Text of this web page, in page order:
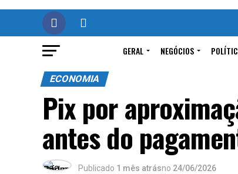
GERAL NEGÓCIOS
ECONOMIA
Pix por
antes do
Publicado 1 mês atrásno 24/06/2026